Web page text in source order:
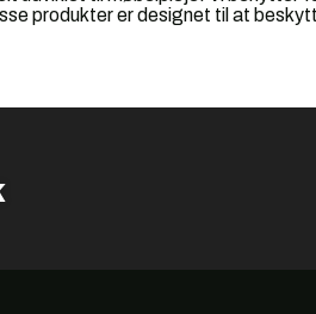
produkter er designet til at